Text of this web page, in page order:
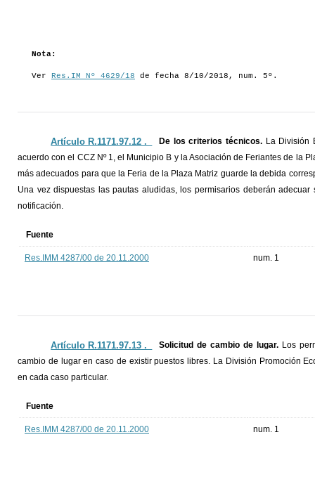
Nota:
Ver Res.IM Nº 4629/18 de fecha 8/10/2018, num. 5º.
Artículo R.1171.97.12 ._ De los criterios técnicos. La División
acuerdo con el CCZ Nº 1, el Municipio B y la Asociación de Feriantes de la
más adecuados para que la Feria de la Plaza Matriz guarde la debida
Una vez dispuestas las pautas aludidas, los permisarios deberán
notificación.
Fuente
Res.IMM 4287/00 de 20.11.2000 num. 1
Artículo R.1171.97.13 ._ Solicitud de cambio de lugar. Los
cambio de lugar en caso de existir puestos libres. La División Promoción
en cada caso particular.
Fuente
Res.IMM 4287/00 de 20.11.2000 num. 1